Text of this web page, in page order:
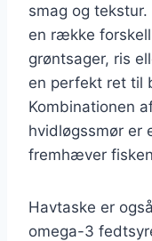
smag og
en række
grøntsager, ris
en perfekt ret til
Kombinationen
hvidløgssmør er
fremhæver
Havtaske er
omega-3